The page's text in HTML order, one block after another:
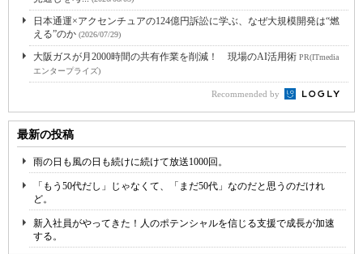
日本通運×アクセンチュアの124億円訴訟に学ぶ、なぜ大規模開発は“燃
える”のか (2026/07/29)
大阪ガスが月2000時間の共有作業を削減！ 現場のAI活用術 PR(ITmedia
エンタープライズ)
Recommended by
最新の投稿
雨の日も風の日も続けに続けて放送1000回。
「もう50代だし」じゃなくて、「まだ50代」なのだと思うのだけれ
ど。
新入社員がやってきた！人のポテンシャルを信じる支援で成長が加速
する。